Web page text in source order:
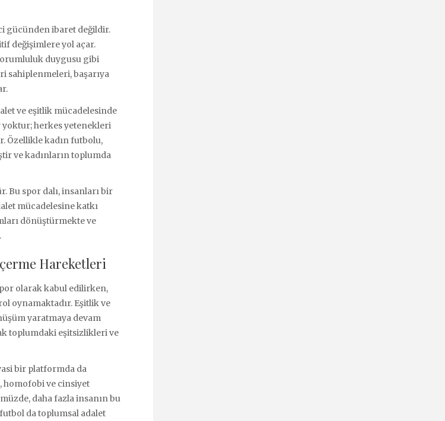
gücünden ibaret değildir.
değişimlere yol açar.
duygusu gibi
sahiplenmeleri, başarıya
ve eşitlik mücadelesinde
yoktur; herkes yetenekleri
Özellikle kadın futbolu,
ve kadınların toplumda
Bu spor dalı, insanları bir
mücadelesine katkı
dönüştürmekte ve
Hareketleri
olarak kabul edilirken,
oynamaktadır. Eşitlik ve
yaratmaya devam
toplumdaki eşitsizlikleri ve
bir platformda da
homofobi ve cinsiyet
daha fazla insanın bu
da toplumsal adalet